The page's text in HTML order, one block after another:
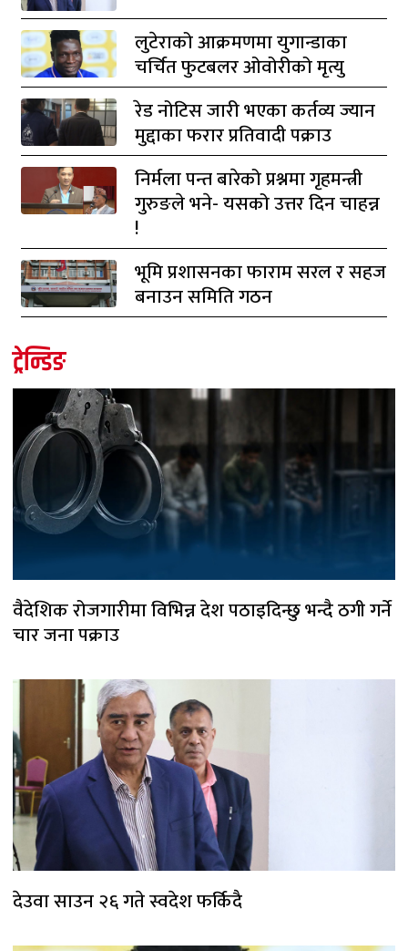
लुटेराको आक्रमणमा युगान्डाका
चर्चित फुटबलर ओवोरीको मृत्यु
रेड नोटिस जारी भएका कर्तव्य ज्यान
मुद्दाका फरार प्रतिवादी पक्राउ
निर्मला पन्त बारेको प्रश्नमा गृहमन्त्री
गुरुङले भने- यसको उत्तर दिन चाहन्न
!
भूमि प्रशासनका फाराम सरल र सहज
बनाउन समिति गठन
ट्रेन्डिङ
वैदेशिक रोजगारीमा विभिन्न देश पठाइदिन्छु भन्दै ठगी गर्ने
चार जना पक्राउ
देउवा साउन २६ गते स्वदेश फर्किदै